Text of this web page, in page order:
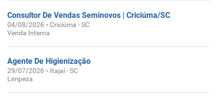
Consultor De Vendas Seminovos | Criciúma/SC
04/08/2026 - Criciúma - SC
Venda Interna
Agente De Higienização
29/07/2026 - Itajaí - SC
Limpeza